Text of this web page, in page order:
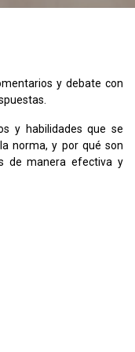
y debate con
y habilidades que se
norma, y por qué son
de manera efectiva y